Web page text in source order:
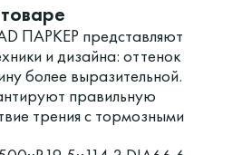
ПАРКЕР представляют
и дизайна: оттенок
более выразительной.
правильную
трения с тормозными